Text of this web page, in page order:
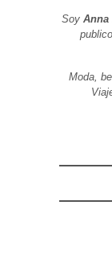
Soy Anna
Moda,
se usa la
Experiencia